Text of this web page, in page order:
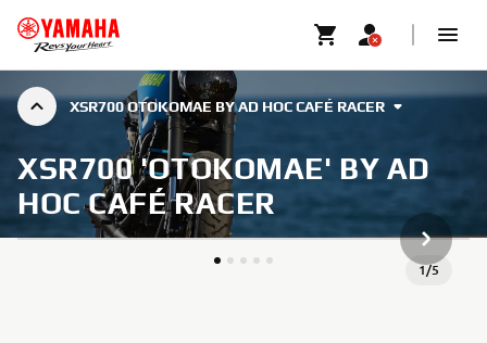
XSR700 OTOKOMAE BY AD HOC CAFÉ RACER
XSR700 'OTOKOMAE' BY AD
HOC CAFÉ RACER
1/5
NÆSTE